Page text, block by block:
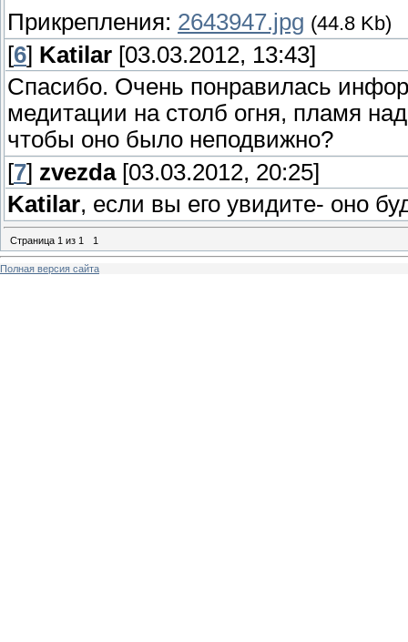
Прикрепления: 2643947.jpg (44.8 Kb)
[6] Katilar [03.03.2012, 13:43]
Спасибо. Очень понравилась
медитации на столб огня, пламя
чтобы оно было неподвижно?
[7] zvezda[03.03.2012, 20:25]
Katilar, если вы его увидите- оно
Страница 1 из 1 1
Полная версия сайта